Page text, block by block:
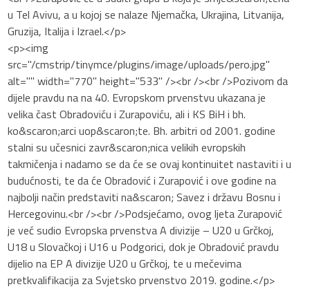
u Tel Avivu, a u kojoj se nalaze Njemačka, Ukrajina, Litvanija,
Gruzija, Italija i Izrael.</p>
<p><img
src="/cmstrip/tinymce/plugins/image/uploads/pero.jpg"
alt="" width="770" height="533" /><br /><br />Pozivom da
dijele pravdu na na 40. Evropskom prvenstvu ukazana je
velika čast Obradoviću i Zurapoviću, ali i KS BiH i bh.
ko&scaron;arci uop&scaron;te. Bh. arbitri od 2001. godine
stalni su učesnici zavr&scaron;nica velikih evropskih
takmičenja i nadamo se da će se ovaj kontinuitet nastaviti i u
budućnosti, te da će Obradović i Zurapović i ove godine na
najbolji način predstaviti na&scaron; Savez i državu Bosnu i
Hercegovinu.<br /><br />Podsjećamo, ovog ljeta Zurapović
je već sudio Evropska prvenstva A divizije – U20 u Grčkoj,
U18 u Slovačkoj i U16 u Podgorici, dok je Obradović pravdu
dijelio na EP A divizije U20 u Grčkoj, te u mečevima
pretkvalifikacija za Svjetsko prvenstvo 2019. godine.</p>